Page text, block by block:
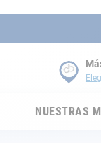
NUESTRAS